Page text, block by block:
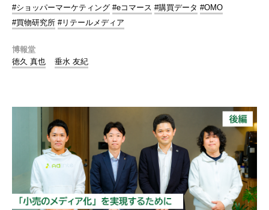
#ショッパーマーケティング #eコマース #購買データ #OMO
#買物研究所 #リテールメディア
博報堂
徳久 真也
垂水 友紀